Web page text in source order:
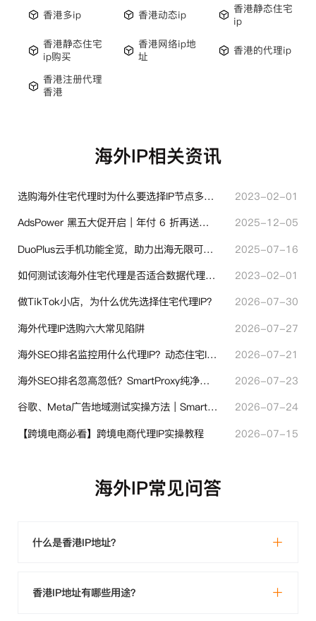
香港多ip 香港动态ip
香港静态住宅
ip
香港静态住宅
ip购买
香港网络ip地
址
香港的代理ip
香港注册代理
香港
海外IP相关资讯
选购海外住宅代理时为什么要选择IP节点多的？有什么区别？
2023-02-01
AdsPower 黑五大促开启｜年付 6 折再送半年＋豪礼抽奖
2025-12-05
DuoPlus云手机功能全览，助力出海无限可能！
2025-07-16
如何测试该海外住宅代理是否适合数据代理使用？
2023-02-01
做TikTok小店，为什么优先选择住宅代理IP？
2026-07-30
海外代理IP选购六大常见陷阱
2026-07-27
海外SEO排名监控用什么代理IP？动态住宅IP与静态住宅IP怎么选
2026-07-21
海外SEO排名忽高忽低？SmartProxy纯净住宅IP助力站点权重稳定
2026-07-23
谷歌、Meta广告地域测试实操方法｜SmartProxy落地优化指南
2026-07-24
【跨境电商必看】跨境电商代理IP实操教程
2026-07-15
海外IP常见问答
什么是香港IP地址？
香港IP地址有哪些用途？